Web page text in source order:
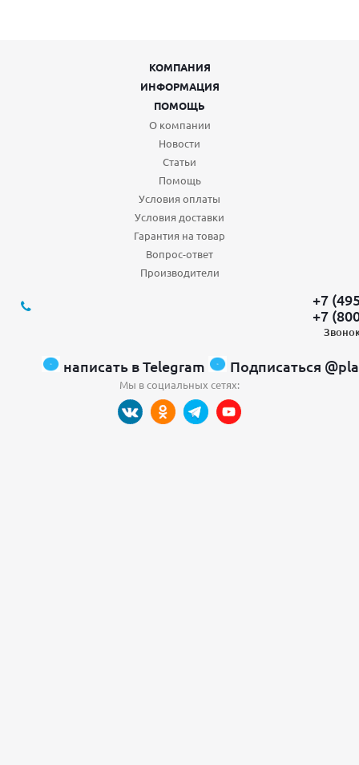
КОМПАНИЯ
ИНФОРМАЦИЯ
ПОМОЩЬ
О компании
Новости
Статьи
Помощь
Условия оплаты
Условия доставки
Гарантия на товар
Вопрос-ответ
Производители
+7
+7
написать в Telegram Подписаться
Мы в социальных сетях: